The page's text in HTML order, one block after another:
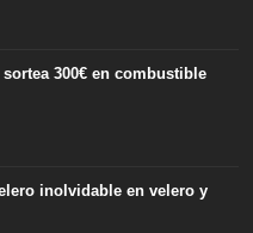
300€ en combustible
inolvidable en velero y